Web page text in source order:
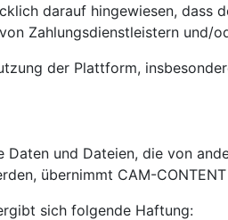
darauf hingewiesen, dass
Zahlungsdienstleistern und/
der Plattform,
und Dateien, die von
übernimmt CAM-
sich folgende Haftung: